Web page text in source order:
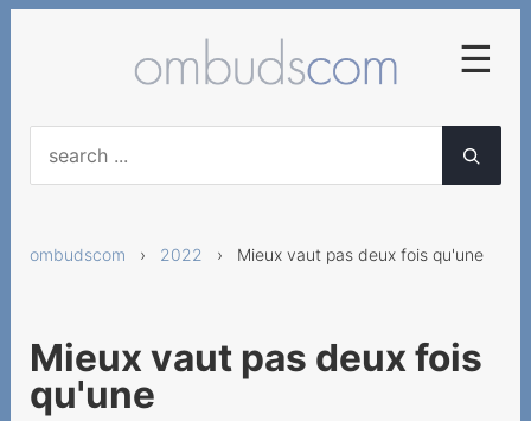
ombudscom › 2022 › Mieux vaut pas deux fois qu'une
Mieux vaut pas deux fois
qu'une
☰
Frühzeitige
Vertragliche Vereinbarung
Falsche Lieferung von